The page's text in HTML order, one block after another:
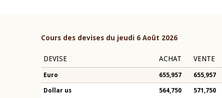
Cours des devises du jeudi 6 Août 2026
DEVISE ACHAT VENTE
Euro 655,957 655,957
Dollar us 564,750 571,750